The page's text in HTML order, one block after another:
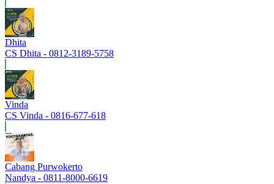
Dhita
CS Dhita - 0812-3189-5758
Vinda
CS Vinda - 0816-677-618
Cabang Purwokerto
Nandya - 0811-8000-6619